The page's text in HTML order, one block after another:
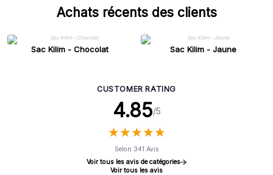
Achats récents des clients
Sac Kilim - Chocolat Sac Kilim - Jaune
CUSTOMER RATING
4.85/5
★★★★★
★★★★★
Selon 341 Avis
Voir tous les avis de catégories
Voir tous les avis